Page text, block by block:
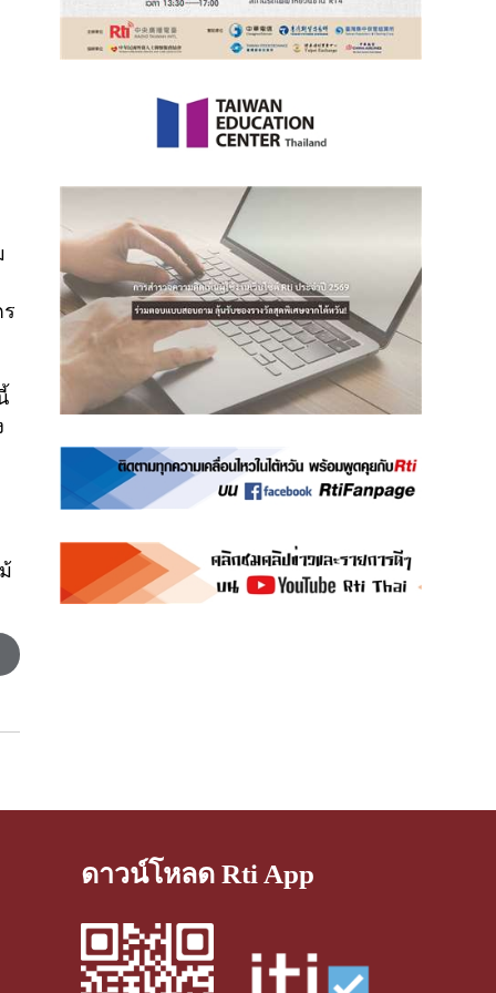
ดาวน์โหลด Rti App